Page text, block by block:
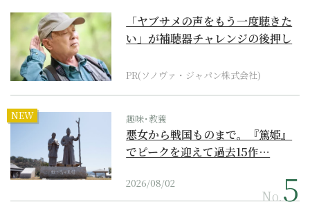
「ヤブサメの声をもう一度聴きた
い」が補聴器チャレンジの後押し
PR(ソノヴァ・ジャパン株式会社)
NEW 趣味･教養
悪女から戦国ものまで。『篤姫』
でピークを迎えて過去15作…
2026/08/02
No.